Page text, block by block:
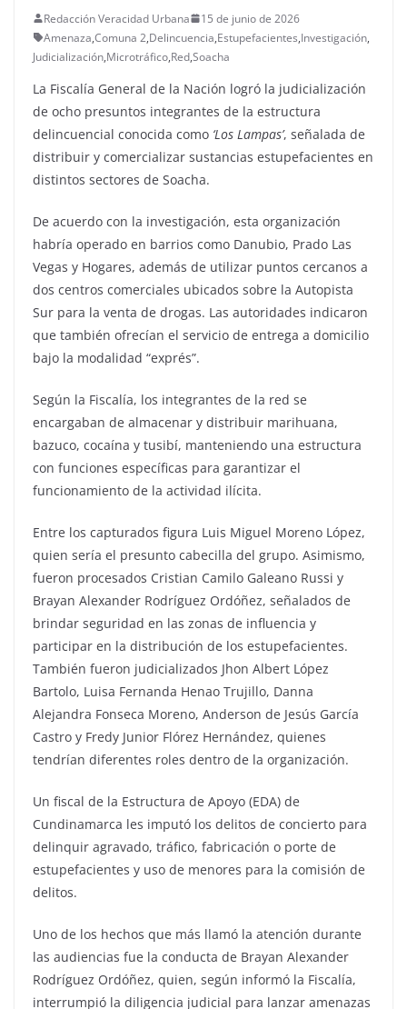
Redacción Veracidad Urbana
15 de junio de 2026
Amenaza,Comuna 2,Delincuencia,Estupefacientes,Investigación,
Judicialización,Microtráfico,Red,Soacha
La Fiscalía General de la Nación logró la judicialización
de ocho presuntos integrantes de la estructura
delincuencial conocida como ‘Los Lampas’, señalada de
distribuir y comercializar sustancias estupefacientes en
distintos sectores de Soacha.
De acuerdo con la investigación, esta organización
habría operado en barrios como Danubio, Prado Las
Vegas y Hogares, además de utilizar puntos cercanos a
dos centros comerciales ubicados sobre la Autopista
Sur para la venta de drogas. Las autoridades indicaron
que también ofrecían el servicio de entrega a domicilio
bajo la modalidad “exprés”.
Según la Fiscalía, los integrantes de la red se
encargaban de almacenar y distribuir marihuana,
bazuco, cocaína y tusibí, manteniendo una estructura
con funciones específicas para garantizar el
funcionamiento de la actividad ilícita.
Entre los capturados figura Luis Miguel Moreno López,
quien sería el presunto cabecilla del grupo. Asimismo,
fueron procesados Cristian Camilo Galeano Russi y
Brayan Alexander Rodríguez Ordóñez, señalados de
brindar seguridad en las zonas de influencia y
participar en la distribución de los estupefacientes.
También fueron judicializados Jhon Albert López
Bartolo, Luisa Fernanda Henao Trujillo, Danna
Alejandra Fonseca Moreno, Anderson de Jesús García
Castro y Fredy Junior Flórez Hernández, quienes
tendrían diferentes roles dentro de la organización.
Un fiscal de la Estructura de Apoyo (EDA) de
Cundinamarca les imputó los delitos de concierto para
delinquir agravado, tráfico, fabricación o porte de
estupefacientes y uso de menores para la comisión de
delitos.
Uno de los hechos que más llamó la atención durante
las audiencias fue la conducta de Brayan Alexander
Rodríguez Ordóñez, quien, según informó la Fiscalía,
interrumpió la diligencia judicial para lanzar amenazas